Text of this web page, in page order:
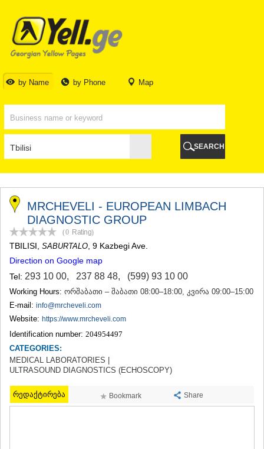
by Name by Phone Map
TBILISI
TBILISI
ABKHAZIA
GALI
BATUMI
KOBULETI
SHUAKHEVI
CHAKVI
OZURGETI
CHOKHATAURI
UREKI
IMERETI
BAGHDATI
VANI
ZESTAPONI
TERJOLA
SACHKHERE
TKIBULI
KUTAISI
TSKALTUBO
CHIATURA
KHARAGAULI
KHONI
AKHMETA
GURJAANI
SEARCH
MRCHEVELI - EUROPEAN LIMBACH
DIAGNOSTIC GROUP
(0 Rating)
TBILISI SABURTALO , 9 Kazbegi Ave.
Direction on Google map
Tel: 293 10 00, 237 88 48, (599) 93 10 00
Working Hours: ორშაბათი – შაბათი 08:00–18:00, კვირა 09:00–15:00
E-mail: info@mrcheveli.com
Website: https://www.mrcheveli.com
Identification number: 204954497
CATEGORIES:
MEDICAL LABORATORIES |
ULTRASOUND DIAGNOSTICS (ECHOSCOPY)
რედაქტირება Bookmark Share